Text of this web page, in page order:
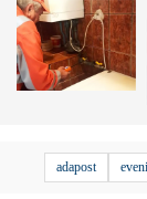
adapost